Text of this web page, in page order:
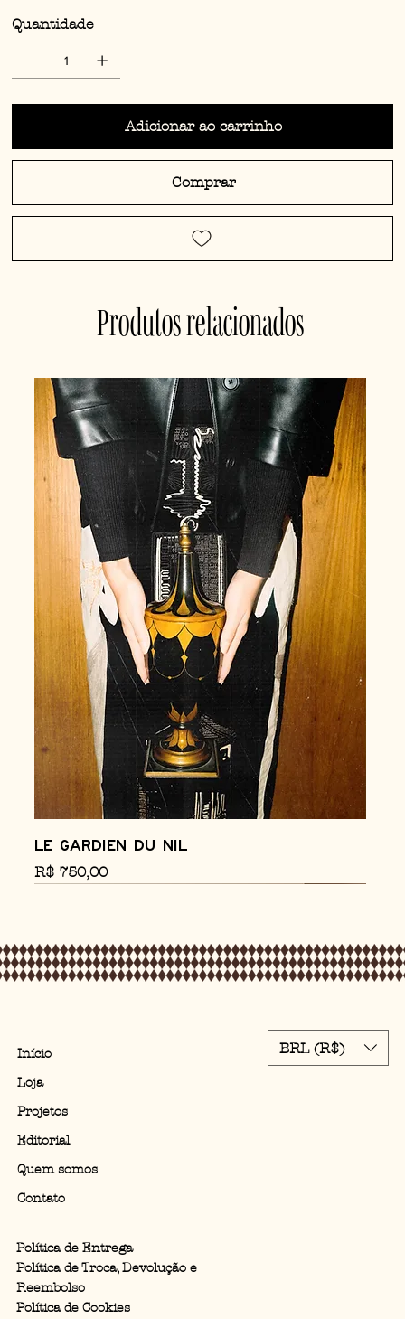
Quantidade
Adicionar ao carrinho
Comprar
Produtos relacionados
Le Gardien du Nil
Preço
R$ 750,00
Início
Loja
Projetos
Editorial
Quem somos
Contato
BRL (R$)
Política de Entrega
Política de Troca, Devolução e
Reembolso
Política de Cookies